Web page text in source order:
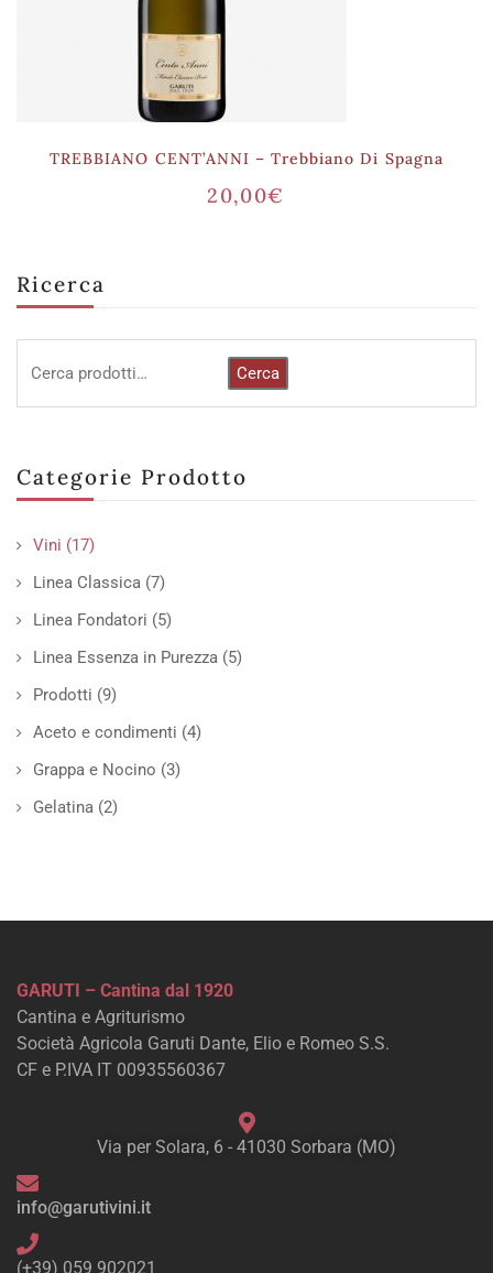
Ricerca
Cerca
Categorie Prodotto
Vini (17)
Linea Classica (7)
Linea Fondatori (5)
Linea Essenza in Purezza (5)
Prodotti (9)
Aceto e condimenti (4)
Grappa e Nocino (3)
Gelatina (2)
TREBBIANO CENT’ANNI – Trebbiano Di Spagna
20,00€
GARUTI – Cantina dal 1920
Cantina e Agriturismo
Società Agricola Garuti Dante, Elio e Romeo S.S.
CF e P.IVA IT 00935560367
Via per Solara, 6 - 41030 Sorbara (MO)
info@garutivini.it
(+39) 059 902021